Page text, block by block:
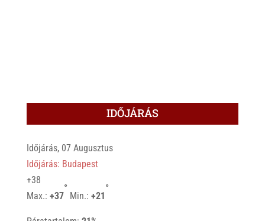
IDŐJÁRÁS
Időjárás, 07 Augusztus
Időjárás: Budapest
+38
Max.: +37
°
Min.: +21
°